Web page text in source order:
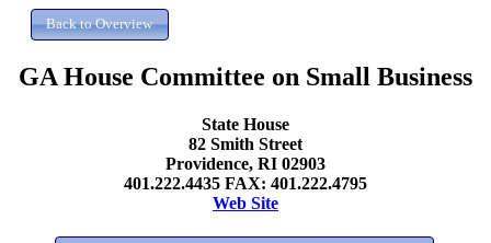
GA House Committee on Small Business
State House
82 Smith Street
Providence, RI 02903
401.222.4435 FAX: 401.222.4795
Web Site